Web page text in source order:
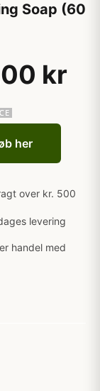
Soap (60
kr
her
over kr. 500
levering
handel med